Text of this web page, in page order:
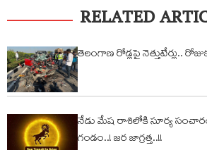
RELATED
తెలంగాణ రోడ్లపై నెత్తుటేర్లు..
నేడు మేష రాశిలోకి సూర్య
గండం..! జ‌ర జాగ్ర‌త్త‌..!!